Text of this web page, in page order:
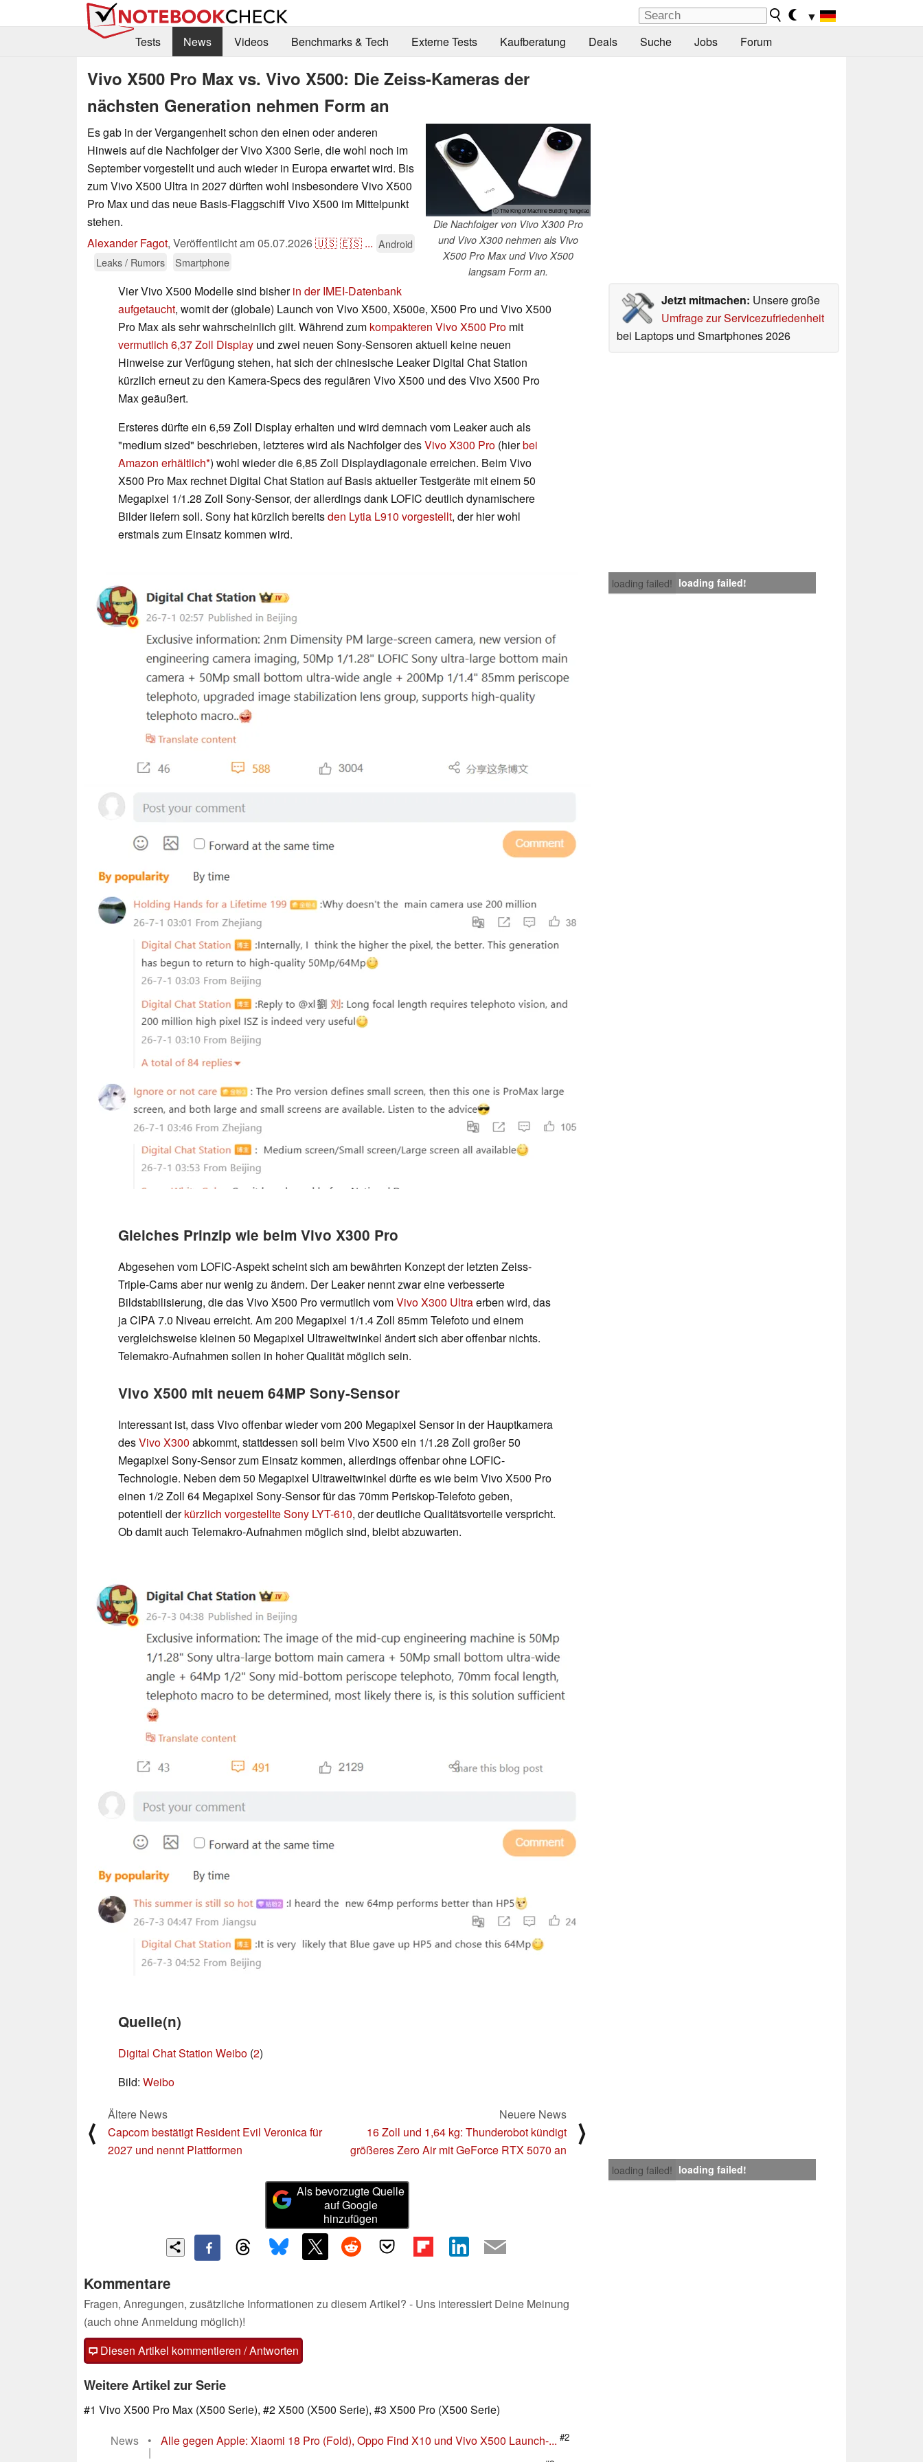
▼
Tests
News Videos Benchmarks & Tech Externe Tests Kaufberatung Deals Suche Jobs Forum
Vivo X500 Pro Max vs. Vivo X500: Die Zeiss-Kameras der
nächsten Generation nehmen Form an
ⓘ The King of Machine Building Tengxiao
Die Nachfolger von Vivo X300 Pro
und Vivo X300 nehmen als Vivo
X500 Pro Max und Vivo X500
langsam Form an.
Es gab in der Vergangenheit schon den einen oder anderen
Hinweis auf die Nachfolger der Vivo X300 Serie, die wohl noch im
September vorgestellt und auch wieder in Europa erwartet wird. Bis
zum Vivo X500 Ultra in 2027 dürften wohl insbesondere Vivo X500
Pro Max und das neue Basis-Flaggschiff Vivo X500 im Mittelpunkt
stehen.
Alexander Fagot, Veröffentlicht am05.07.2026🇺🇸🇪🇸 ... Android
Leaks / Rumors
Smartphone
Jetzt mitmachen: Unsere große
Umfrage zur Servicezufriedenheit
bei Laptops und Smartphones 2026
Vier Vivo X500 Modelle sind bisherin der IMEI-Datenbank
aufgetaucht, womit der (globale) Launch von Vivo X500, X500e, X500 Pro und Vivo X500
Pro Max als sehr wahrscheinlich gilt. Während zum kompakteren Vivo X500 Pro mit
vermutlich 6,37 Zoll Display und zwei neuen Sony-Sensoren aktuell keine neuen
Hinweise zur Verfügung stehen, hat sich der chinesische Leaker Digital Chat Station
kürzlich erneut zu den Kamera-Specs des regulären Vivo X500 und des Vivo X500 Pro
Max geäußert.
Ersteres dürfte ein 6,59 Zoll Display erhalten und wird demnach vom Leaker auch als
"medium sized" beschrieben, letzteres wird als Nachfolger desVivo X300 Pro (hierbei
Amazon erhältlich ) wohl wieder die 6,85 Zoll Displaydiagonale erreichen. Beim Vivo
X500 Pro Max rechnet Digital Chat Station auf Basis aktueller Testgeräte mit einem 50
Megapixel 1/1.28 Zoll Sony-Sensor, der allerdings dank LOFIC deutlich dynamischere
Bilder liefern soll. Sony hat kürzlich bereitsden Lytia L910 vorgestellt, der hier wohl
erstmals zum Einsatz kommen wird.
loading failed! loading failed!
Gleiches Prinzip wie beim Vivo X300 Pro
Abgesehen vom LOFIC-Aspekt scheint sich am bewährten Konzept der letzten Zeiss-
Triple-Cams aber nur wenig zu ändern. Der Leaker nennt zwar eine verbesserte
Bildstabilisierung, die das Vivo X500 Pro vermutlich vomVivo X300 Ultraerben wird, das
ja CIPA 7.0 Niveau erreicht. Am 200 Megapixel 1/1.4 Zoll 85mm Telefoto und einem
vergleichsweise kleinen 50 Megapixel Ultraweitwinkel ändert sich aber offenbar nichts.
Telemakro-Aufnahmen sollen in hoher Qualität möglich sein.
Vivo X500 mit neuem 64MP Sony-Sensor
Interessant ist, dass Vivo offenbar wieder vom 200 Megapixel Sensor in der Hauptkamera
desVivo X300 abkommt, stattdessen soll beim Vivo X500 ein 1/1.28 Zoll großer 50
Megapixel Sony-Sensor zum Einsatz kommen, allerdings offenbar ohne LOFIC-
Technologie. Neben dem 50 Megapixel Ultraweitwinkel dürfte es wie beim Vivo X500 Pro
einen 1/2 Zoll 64 Megapixel Sony-Sensor für das 70mm Periskop-Telefoto geben,
potentiell derkürzlich vorgestellte Sony LYT-610, der deutliche Qualitätsvorteile verspricht.
Ob damit auch Telemakro-Aufnahmen möglich sind, bleibt abzuwarten.
Quelle(n)
Digital Chat Station Weibo (2)
Bild: Weibo
⟨
Ältere News
Capcom bestätigt Resident Evil Veronica für
2027 und nennt Plattformen
Neuere News
16 Zoll und 1,64 kg: Thunderobot kündigt
größeres Zero Air mit GeForce RTX 5070 an
⟩
loading failed! loading failed!
Als bevorzugte Quelle
auf Google
hinzufügen
Kommentare
Fragen, Anregungen, zusätzliche Informationen zu diesem Artikel? - Uns interessiert Deine Meinung
(auch ohne Anmeldung möglich)!
Diesen Artikel kommentieren / Antworten
Weitere Artikel zur Serie
#1 Vivo X500 Pro Max (X500 Serie), #2 X500 (X500 Serie), #3 X500 Pro (X500 Serie)
News
• Alle gegen Apple: Xiaomi 18 Pro (Fold), Oppo Find X10 und Vivo X500 Launch-... #2
|